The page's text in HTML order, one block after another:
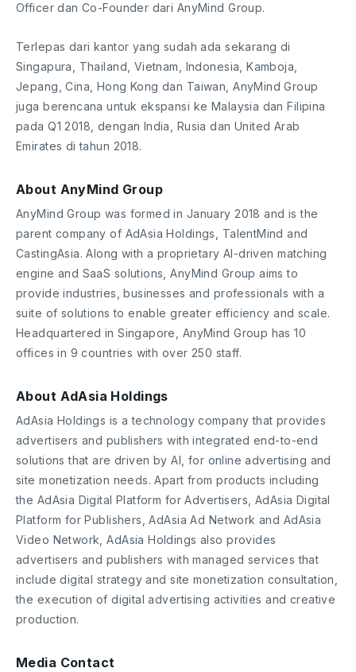
Officer dan Co-Founder dari AnyMind Group.
Terlepas dari kantor yang sudah ada sekarang di
Singapura, Thailand, Vietnam, Indonesia, Kamboja,
Jepang, Cina, Hong Kong dan Taiwan, AnyMind Group
juga berencana untuk ekspansi ke Malaysia dan Filipina
pada Q1 2018, dengan India, Rusia dan United Arab
Emirates di tahun 2018.
About AnyMind Group
AnyMind Group was formed in January 2018 and is the
parent company of AdAsia Holdings, TalentMind and
CastingAsia. Along with a proprietary AI-driven matching
engine and SaaS solutions, AnyMind Group aims to
provide industries, businesses and professionals with a
suite of solutions to enable greater efficiency and scale.
Headquartered in Singapore, AnyMind Group has 10
offices in 9 countries with over 250 staff.
About AdAsia Holdings
AdAsia Holdings is a technology company that provides
advertisers and publishers with integrated end-to-end
solutions that are driven by AI, for online advertising and
site monetization needs. Apart from products including
the AdAsia Digital Platform for Advertisers, AdAsia Digital
Platform for Publishers, AdAsia Ad Network and AdAsia
Video Network, AdAsia Holdings also provides
advertisers and publishers with managed services that
include digital strategy and site monetization consultation,
the execution of digital advertising activities and creative
production.
Media Contact